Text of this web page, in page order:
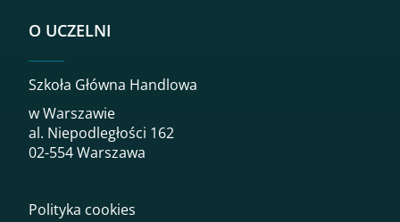
O UCZELNI
Szkoła Główna Handlowa
w Warszawie
al. Niepodległości 162
02-554 Warszawa
Polityka cookies